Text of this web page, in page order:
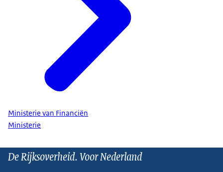
Ministerie van Financiën
Ministerie
De Rijksoverheid. Voor Nederland